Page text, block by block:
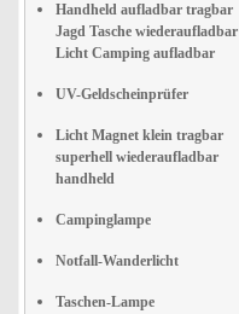
Handheld aufladbar tragbar
Jagd Tasche wiederaufladbar
Licht Camping aufladbar
UV-Geldscheinprüfer
Licht Magnet klein tragbar
superhell wiederaufladbar
handheld
Campinglampe
Notfall-Wanderlicht
Taschen-Lampe